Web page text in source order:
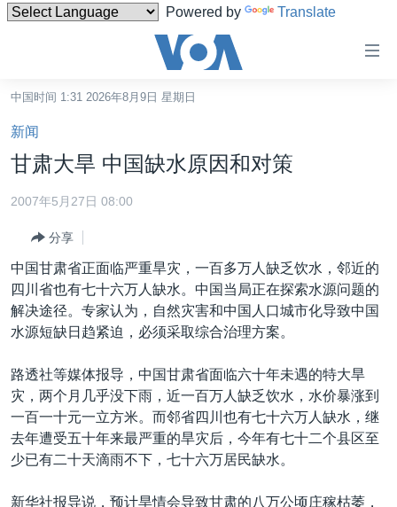
Powered by Translate
碍
链
接
转
跳
转
航
跳
索
中国
港澳
国际
最新国际新闻
印太
中东
欧洲
非洲
美洲
全球议题
分类新闻
经济·金融·贸易
人权·法律·宗教
科教·文娱·体健
军事
劳工
环境
美中关系
热点专题
白宫要闻
国会报道
美中关系
美国建国250周年
VOA视频
VOA今日焦点
中文广播
中国时间 1:31 2026年8月9日 星期日
新闻
甘肃大旱 中国缺水原因和对策
2007年5月27日 08:00
分享
中国甘肃省正面临严重旱灾，一百多万人缺乏饮水，邻近的
四川省也有七十六万人缺水。中国当局正在探索水源问题的
解决途径。专家认为，自然灾害和中国人口城市化导致中国
水源短缺日趋紧迫，必须采取综合治理方案。
路透社等媒体报导，中国甘肃省面临六十年未遇的特大旱
灾，两个月几乎没下雨，近一百万人缺乏饮水，水价暴涨到
一百一十元一立方米。而邻省四川也有七十六万人缺水，继
去年遭受五十年来最严重的旱灾后，今年有七十二个县区至
少已有二十天滴雨不下，七十六万居民缺水。
新华社报导说，预计旱情会导致甘肃的八万公顷庄稼枯萎，